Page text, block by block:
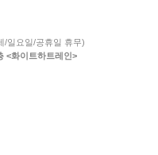
/일요일/공휴일 휴무)
<화이트하트레인>